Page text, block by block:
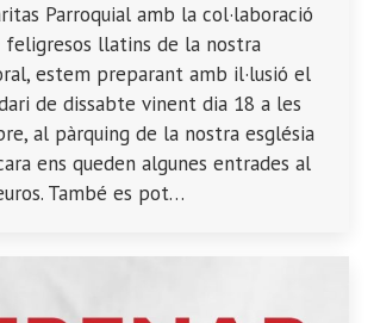
Parroquial amb la col·laboració
feligresos llatins de la nostra
estem preparant amb il·lusió el
de dissabte vinent dia 18 a les
al pàrquing de la nostra església
ens queden algunes entrades al
També es pot…